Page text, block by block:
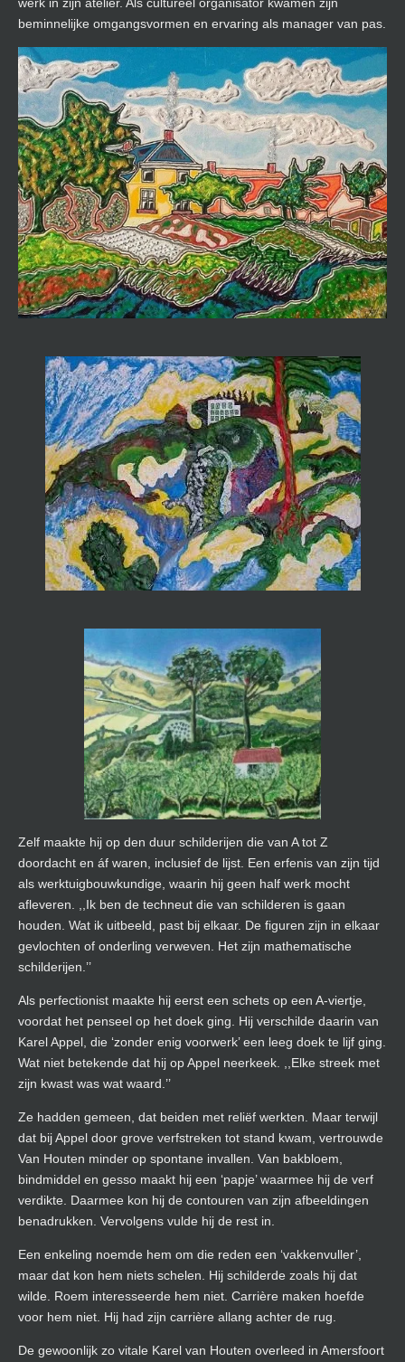
werk in zijn atelier. Als cultureel organisator kwamen zijn
beminnelijke omgangsvormen en ervaring als manager van pas.
Zelf maakte hij op den duur schilderijen die van A tot Z
doordacht en áf waren, inclusief de lijst. Een erfenis van zijn tijd
als werktuigbouwkundige, waarin hij geen half werk mocht
afleveren. ,,Ik ben de techneut die van schilderen is gaan
houden. Wat ik uitbeeld, past bij elkaar. De figuren zijn in elkaar
gevlochten of onderling verweven. Het zijn mathematische
schilderijen.’’
Als perfectionist maakte hij eerst een schets op een A-viertje,
voordat het penseel op het doek ging. Hij verschilde daarin van
Karel Appel, die ‘zonder enig voorwerk’ een leeg doek te lijf ging.
Wat niet betekende dat hij op Appel neerkeek. ,,Elke streek met
zijn kwast was wat waard.’’
Ze hadden gemeen, dat beiden met reliëf werkten. Maar terwijl
dat bij Appel door grove verfstreken tot stand kwam, vertrouwde
Van Houten minder op spontane invallen. Van bakbloem,
bindmiddel en gesso maakt hij een ‘papje’ waarmee hij de verf
verdikte. Daarmee kon hij de contouren van zijn afbeeldingen
benadrukken. Vervolgens vulde hij de rest in.
Een enkeling noemde hem om die reden een ‘vakkenvuller’,
maar dat kon hem niets schelen. Hij schilderde zoals hij dat
wilde. Roem interesseerde hem niet. Carrière maken hoefde
voor hem niet. Hij had zijn carrière allang achter de rug.
De gewoonlijk zo vitale Karel van Houten overleed in Amersfoort